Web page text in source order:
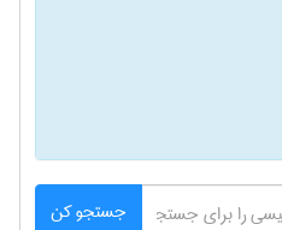
جستجو کن